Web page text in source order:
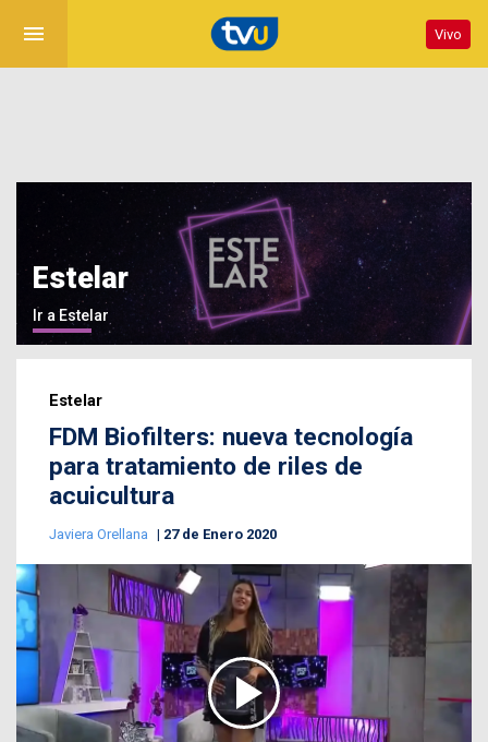
menu Vivo
Estelar
Ir a Estelar
Estelar
FDM Biofilters: nueva tecnología
para tratamiento de riles de
acuicultura
Javiera Orellana 27 de Enero 2020